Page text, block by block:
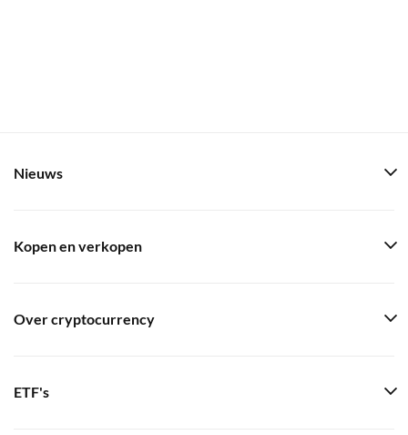
Nieuws
Kopen en verkopen
Over cryptocurrency
ETF's